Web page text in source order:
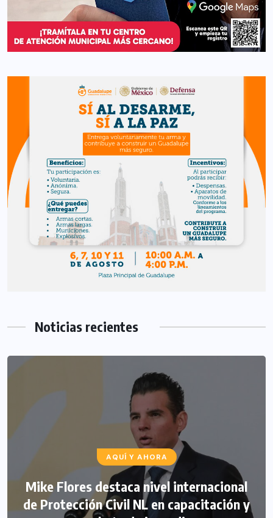
Noticias recientes
AQUÍ Y AHORA
Mike Flores destaca nivel internacional
de Protección Civil NL en capacitación y